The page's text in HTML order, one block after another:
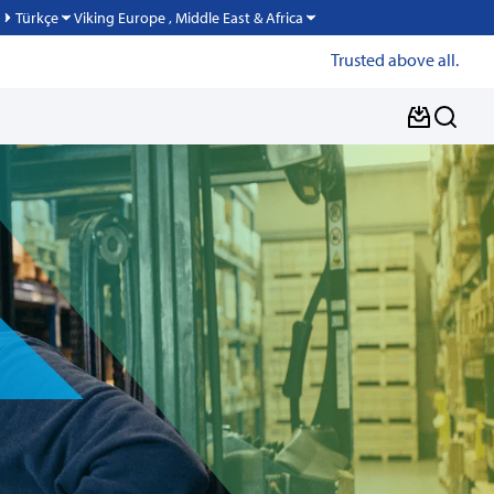
Türkçe Viking Europe , Middle East & Africa
Trusted above all.